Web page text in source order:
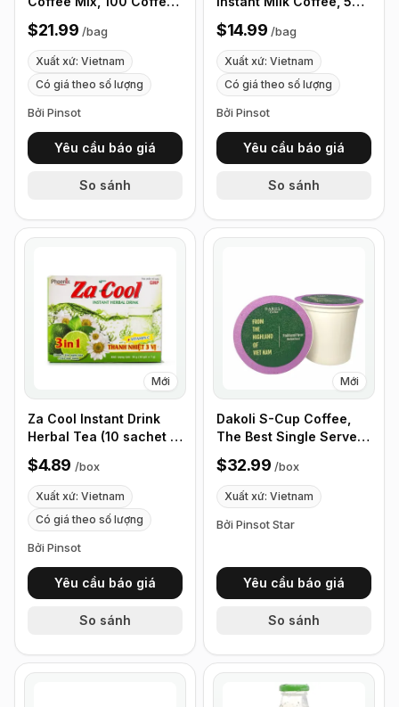
Sticks Single Serves
$21.99 /bag
Xuất xứ: Vietnam
Có giá theo số lượng
Bởi Pinsot
Yêu cầu báo giá
So sánh
pack/Bag
$14.99 /bag
Xuất xứ: Vietnam
Có giá theo số lượng
Bởi Pinsot
Yêu cầu báo giá
So sánh
Mới
Za Cool Instant Drink
Herbal Tea (10 sachet x
7g)
$4.89 /box
Xuất xứ: Vietnam
Có giá theo số lượng
Bởi Pinsot
Yêu cầu báo giá
So sánh
Mới
Dakoli S-Cup Coffee,
The Best Single Serve
Coffee Cup From
Highland of Vietnam,
100% Vietnamese
Coffee - Box of 100
Cups
$32.99 /box
Xuất xứ: Vietnam
Bởi Pinsot Star
Yêu cầu báo giá
So sánh